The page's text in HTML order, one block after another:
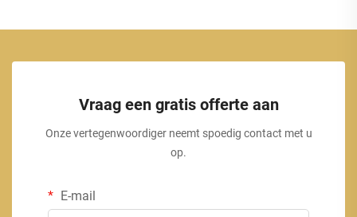
Vraag een gratis offerte aan
Onze vertegenwoordiger neemt spoedig contact met u
op.
E-mail